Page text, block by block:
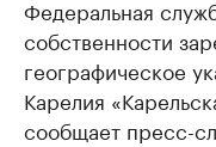
Федеральная
собственности
географическое
Карелия
сообщает пресс-